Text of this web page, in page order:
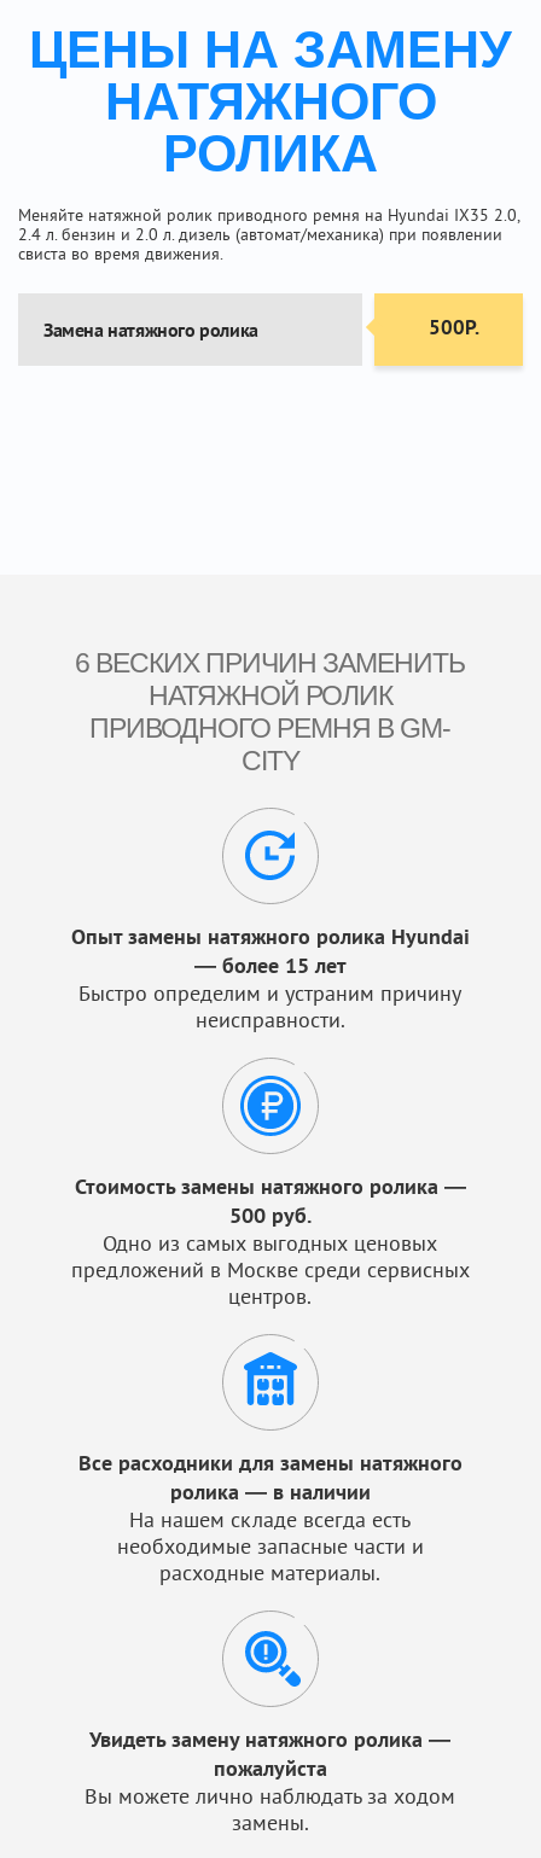
ЦЕНЫ НА ЗАМЕНУ
НАТЯЖНОГО
РОЛИКА
Меняйте натяжной ролик приводного ремня на Hyundai IX35 2.0,
2.4 л. бензин и 2.0 л. дизель (автомат/механика) при появлении
свиста во время движения.
Замена натяжного ролика 500Р.
6 ВЕСКИХ ПРИЧИН ЗАМЕНИТЬ
НАТЯЖНОЙ РОЛИК
ПРИВОДНОГО РЕМНЯ В GM-
CITY
Опыт замены натяжного ролика Hyundai
— более 15 лет
Быстро определим и устраним причину
неисправности.
Стоимость замены натяжного ролика —
500 руб.
Одно из самых выгодных ценовых
предложений в Москве среди сервисных
центров.
Все расходники для замены натяжного
ролика — в наличии
На нашем складе всегда есть
необходимые запасные части и
расходные материалы.
Увидеть замену натяжного ролика —
пожалуйста
Вы можете лично наблюдать за ходом
замены.